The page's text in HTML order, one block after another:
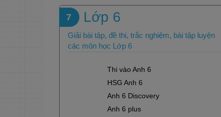
7 Lớp 6
Giải bài tập, đề thi, trắc nghiệm, bài tập luyện
các môn học Lớp 6
Thi vào Anh 6
HSG Anh 6
Anh 6 Discovery
Anh 6 plus